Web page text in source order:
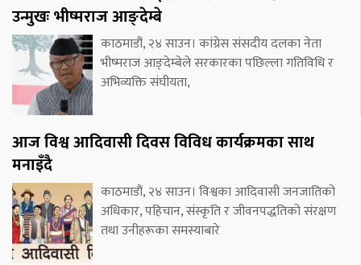
उन्मुखः भीष्मराज आङ्देम्बे
काठमाडौं, २४ साउन। कांग्रेस संसदीय दलका नेता
भीष्मराज आङ्देम्बेले सरकारका पछिल्ला गतिविधि र
अभिव्यक्ति संघीयता,
आज विश्व आदिवासी दिवस विविध कार्यक्रमका साथ
मनाइँदै
काठमाडौं, २४ साउन। विश्वका आदिवासी जनजातिको
अधिकार, पहिचान, संस्कृति र जीवनपद्धतिको संरक्षण
तथा उनीहरूका समस्याबारे